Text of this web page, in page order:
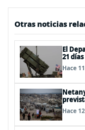
Otras noticias
El
21
Hace
Hace